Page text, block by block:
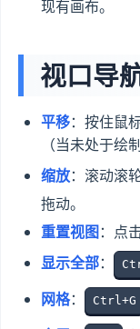
现有画布。
视口导
平移：按住鼠
（当未处于绘
缩放：滚动滚
拖动。
重置视图：点
显示全部：
网格： Ctrl+G